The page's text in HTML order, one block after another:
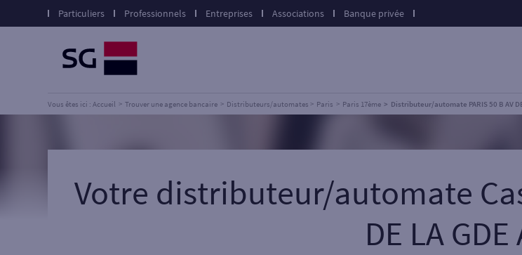
Particuliers Professionnels Entreprises Associations Banque privée
Vous êtes ici : Accueil Trouver une agence bancaire Distributeurs/automates Paris Paris 17ème Distributeur/automate PARIS 50 B AV DE
Votre distributeur/automate
DE LA GDE